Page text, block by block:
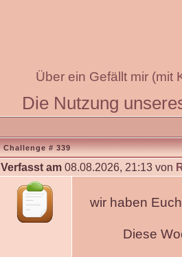
Über ein Gefällt mir (mit
Die Nutzung
Challenge # 339
Verfasst am 08.08.2026, 21:13 von
wir haben
Diese